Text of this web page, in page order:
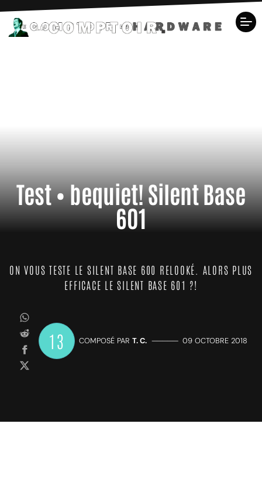
Test • bequiet! Silent Base
601
ON VOUS TESTE LE SILENT BASE 600 RELOOKÉ. ALORS PLUS
EFFICACE LE SILENT BASE 601 ?!
13 COMPOSÉ PAR T. C. ————— 09 OCTOBRE 2018